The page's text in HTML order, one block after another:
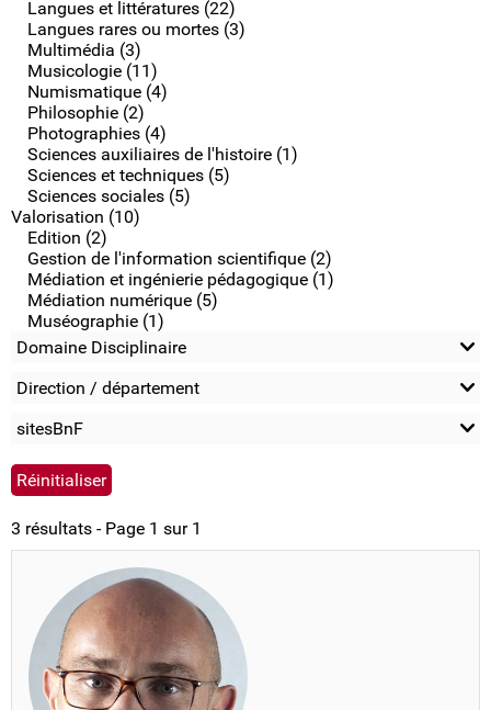
Langues et littératures (22)
Langues rares ou mortes (3)
Multimédia (3)
Musicologie (11)
Numismatique (4)
Philosophie (2)
Photographies (4)
Sciences auxiliaires de l'histoire (1)
Sciences et techniques (5)
Sciences sociales (5)
Valorisation (10)
Edition (2)
Gestion de l'information scientifique (2)
Médiation et ingénierie pédagogique (1)
Médiation numérique (5)
Muséographie (1)
Domaine Disciplinaire
Direction / département
sitesBnF
3 résultats - Page 1 sur 1